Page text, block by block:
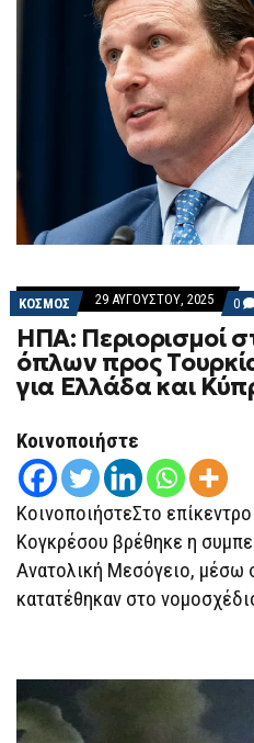
ΚΟΣΜΟΣ 29 ΑΥΓΟΎΣΤΟΥ, 2025 0
ΗΠΑ: Περιορισμοί
όπλων προς
για Ελλάδα και
Κοινοποιήστε
ΚοινοποιήστεΣτο
Κογκρέσου βρέθηκε η
Ανατολική Μεσόγειο, μέσω
κατατέθηκαν στο